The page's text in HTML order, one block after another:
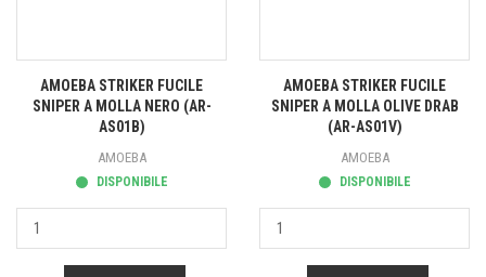
AMOEBA STRIKER FUCILE
SNIPER A MOLLA NERO (AR-
AS01B)
AMOEBA
DISPONIBILE
AMOEBA STRIKER FUCILE
SNIPER A MOLLA OLIVE DRAB
(AR-AS01V)
AMOEBA
DISPONIBILE